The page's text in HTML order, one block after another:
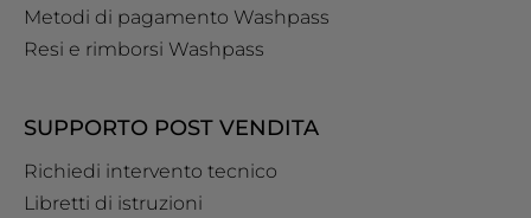
Metodi di pagamento Washpass
Resi e rimborsi Washpass
SUPPORTO POST VENDITA
Richiedi intervento tecnico
Libretti di istruzioni